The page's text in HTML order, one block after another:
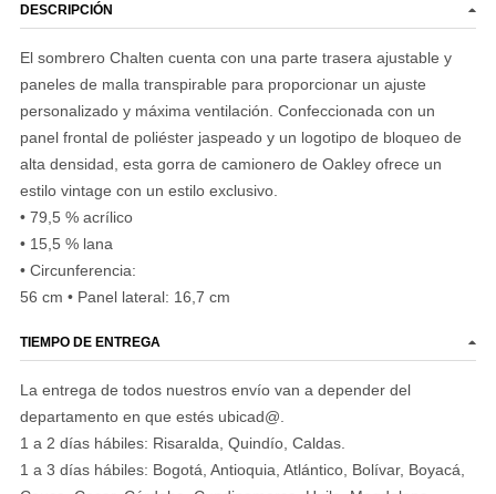
DESCRIPCIÓN
El sombrero Chalten cuenta con una parte trasera ajustable y
paneles de malla transpirable para proporcionar un ajuste
personalizado y máxima ventilación. Confeccionada con un
panel frontal de poliéster jaspeado y un logotipo de bloqueo de
alta densidad, esta gorra de camionero de Oakley ofrece un
estilo vintage con un estilo exclusivo.
• 79,5 % acrílico
• 15,5 % lana
• Circunferencia:
56 cm • Panel lateral: 16,7 cm
TIEMPO DE ENTREGA
La entrega de todos nuestros envío van a depender del
departamento en que estés ubicad@.
1 a 2 días hábiles: Risaralda, Quindío, Caldas.
1 a 3 días hábiles: Bogotá, Antioquia, Atlántico, Bolívar, Boyacá,